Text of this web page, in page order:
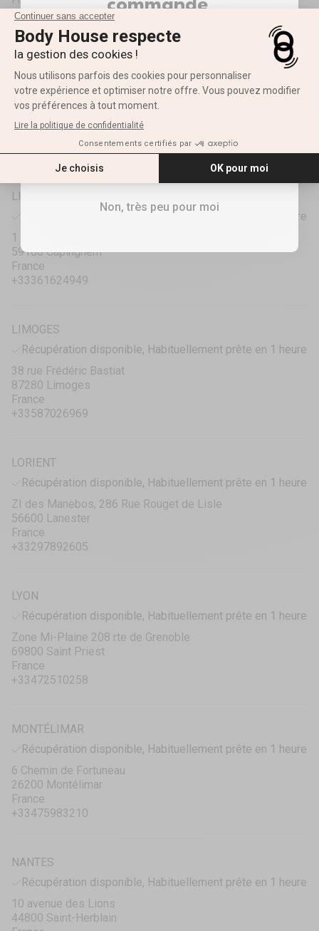
+33586107040
LE MANS
Récupération disponible, Habituellement prête en 1 heure
1 rue des Frères Voisin
72000 Le Mans
France
+33253567240
LILLE
Récupération disponible, Habituellement prête en 1 heure
1 rue de la Zamin
59160 Capinghem
France
+33361624949
LIMOGES
Récupération disponible, Habituellement prête en 1 heure
38 rue Frédéric Bastiat
87280 Limoges
France
+33587026969
LORIENT
Récupération disponible, Habituellement prête en 1 heure
ZI des Manebos, 286 Rue Rouget de Lisle
56600 Lanester
France
+33297892605
LYON
Récupération disponible, Habituellement prête en 1 heure
Zone Mi-Plaine 208 rte de Grenoble
69800 Saint Priest
France
+33472510258
MONTÉLIMAR
Récupération disponible, Habituellement prête en 1 heure
6 Chemin de Fortuneau
26200 Montélimar
France
+33475983210
NANTES
Récupération disponible, Habituellement prête en 1 heure
10 avenue des Lions
44800 Saint-Herblain
commande
Inscrivez-vous pour recevoir votre réduction ✨
Prénom
E-mail
RECEVOIR MES 10%
Non, très peu pour moi